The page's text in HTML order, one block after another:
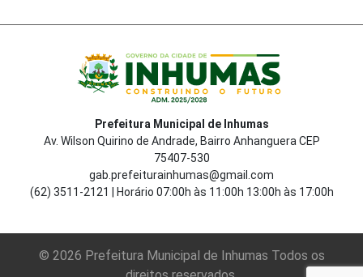
Prefeitura Municipal de Inhumas
Av. Wilson Quirino de Andrade, Bairro Anhanguera CEP
75407-530
gab.prefeiturainhumas@gmail.com
(62) 3511-2121 | Horário 07:00h às 11:00h 13:00h às 17:00h
© 2026 Prefeitura Municipal de Inhumas Todos os